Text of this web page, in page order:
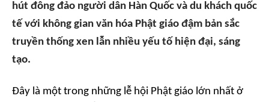
hút đông đảo người dân Hàn Quốc và du khách quốc
tế với không gian văn hóa Phật giáo đậm bản sắc
truyền thống xen lẫn nhiều yếu tố hiện đại, sáng
tạo.
Đây là một trong những lễ hội Phật giáo lớn nhất ở